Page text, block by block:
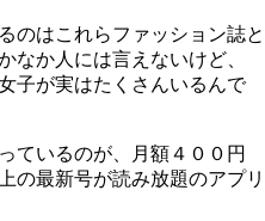
のはこれらファッション誌と
なか人には言えないけど、
子が実はたくさんいるんで
ているのが、月額４００円
の最新号が読み放題のアプリ